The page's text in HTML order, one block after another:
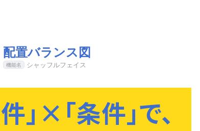
配置バランス図
シャッフルフェイス
｣×｢条件｣で、